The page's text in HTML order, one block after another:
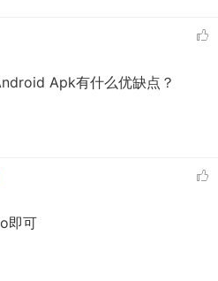
Apk有什么优缺点？
即可